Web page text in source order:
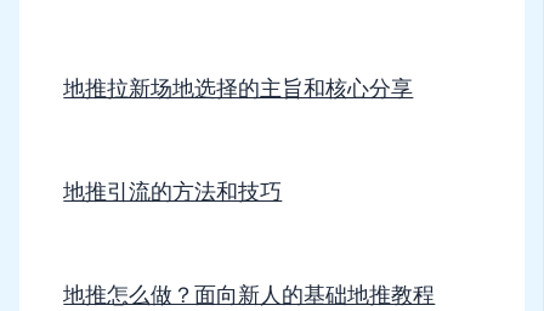
地推拉新场地选择的主旨和核心分享
地推引流的方法和技巧
地推怎么做？面向新人的基础地推教程